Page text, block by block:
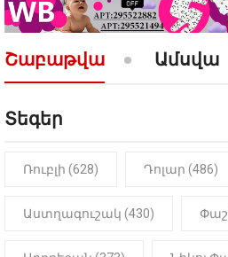
ՔԱՂԱՔԱԿԱՆ
«Լեզվիդ
արտաբերիր
Նիկոլ
ԻՐԱԴԱՐՁԱՅԻՆ
Շաբաթվա Ամսվա
Տեգեր
Ռուբլի (628) Դոլար (486)
Աստղագուշակ (430)